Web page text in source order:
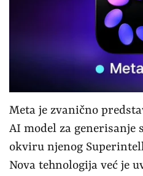
Meta je zvanično
AI model za
okviru njenog
Nova tehnologija već je